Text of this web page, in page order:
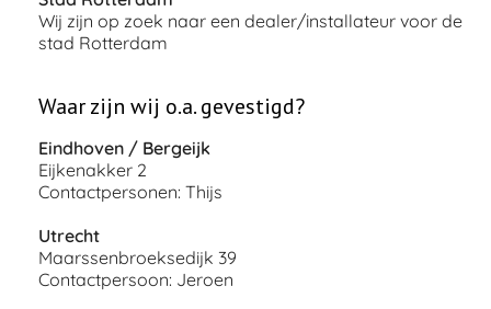
Wij zijn op zoek naar een dealer/installateur voor de
stad Rotterdam
Waar zijn wij o.a. gevestigd?
Eindhoven / Bergeijk
Eijkenakker 2
Contactpersonen: Thijs
Utrecht
Maarssenbroeksedijk 39
Contactpersoon: Jeroen